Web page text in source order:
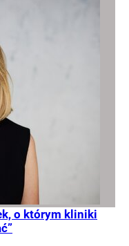
o którym kliniki